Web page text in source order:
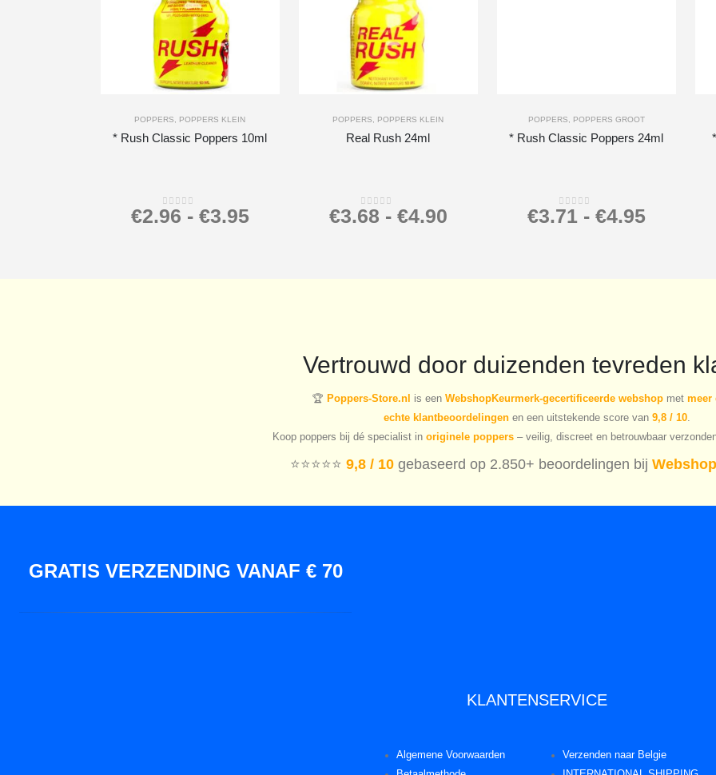
POPPERS POPPERS KLEIN
* Rush Classic Poppers 10ml
0out of 5
€2.96 - €3.95
POPPERS POPPERS KLEIN
Real Rush 24ml
0out of 5
€3.68 - €4.90
POPPERS POPPERS GROOT
* Rush Classic Poppers 24ml
0out of 5
€3.71- €4.95
Vertrouwd door duizenden tevreden
🏆 Poppers-Store.nl is een WebshopKeurmerk-gecertificeerde webshop met meer
echte klantbeoordelingen en een uitstekende score van 9,8 / 10.
Koop poppers bij dé specialist in originele poppers – veilig, discreet en betrouwbaar
⭐️⭐️⭐️⭐️⭐️ 9,8 / 10 gebaseerd op 2.850+ beoordelingen bij
GRATIS VERZENDING VANAF € 70
KLANTENSERVICE
Algemene Voorwaarden
Verzenden naar Belgie